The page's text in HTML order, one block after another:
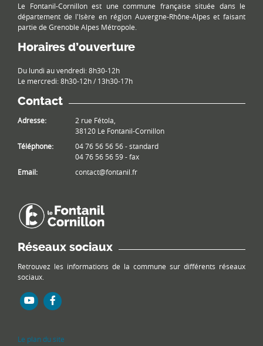
Le Fontanil-Cornillon est une commune française située dans le
département de l'Isère en région Auvergne-Rhône-Alpes et faisant
partie de Grenoble Alpes Métropole.
Horaires d’ouverture
Du lundi au vendredi: 8h30-12h
Le mercredi: 8h30-12h / 13h30-17h
Contact
Adresse:
2 rue Fétola,
38120 Le Fontanil-Cornillon
Téléphone:
04 76 56 56 56 - standard
04 76 56 56 59 - fax
Email:
contact@fontanil.fr
Réseaux sociaux
Retrouvez les informations de la commune sur différents réseaux
sociaux.
Le plan du site